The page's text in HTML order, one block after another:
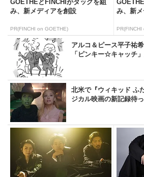
GOETHEとFINCHIがタッグを組
み、新メディアを創設
PR(FINCHI on GOETHE)
み、新
アルコ＆ピース平子祐
「ピンキー☆キャッチ
北米で『ウィキッド ふ
ジカル映画の新記録待